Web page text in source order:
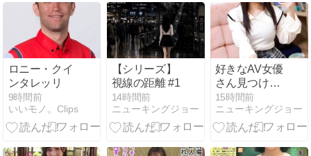
ｗｗｗｗｗｗ
ロニー・クイ
ンタレッリ
9時間前
いいモノ。Clips
【シリーズ】
視線の距離 #1
14時間前
ニューキングジョー
好きなAV女優
さん見つけ
た！
15時間前
ニューキングジョー